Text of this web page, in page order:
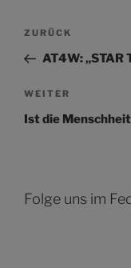
Vorheriger
Beitrag
ZURÜCK
AT4W: „STAR
Nächster
Beitrag
WEITER
Ist die
Folge uns im